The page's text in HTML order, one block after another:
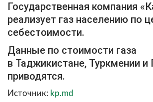
Государственная компания «
реализует газ населению по
себестоимости.
Данные по стоимости газа
в Таджикистане, Туркмении и
приводятся.
Источник: kp.md